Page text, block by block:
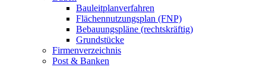
Bauleitplanverfahren
Flächennutzungsplan (FNP)
Bebauungspläne (rechtskräftig)
Grundstücke
Firmenverzeichnis
Post & Banken